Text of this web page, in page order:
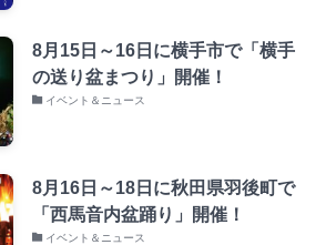
8月15日～16日に横手市で「横手
の送り盆まつり」開催！
イベント＆ニュース
8月16日～18日に秋田県羽後町で
「西馬音内盆踊り」開催！
イベント＆ニュース